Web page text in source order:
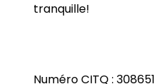
tranquille!
Numéro CITQ : 308651